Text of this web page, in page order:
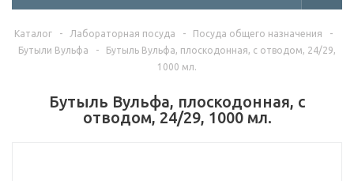
Каталог - Лабораторная посуда - Посуда общего назначения
-
Бутыли Вульфа
-
Бутыль Вульфа, плоскодонная, с отводом, 24/29,
1000 мл.
Бутыль Вульфа, плоскодонная, с
отводом, 24/29, 1000 мл.